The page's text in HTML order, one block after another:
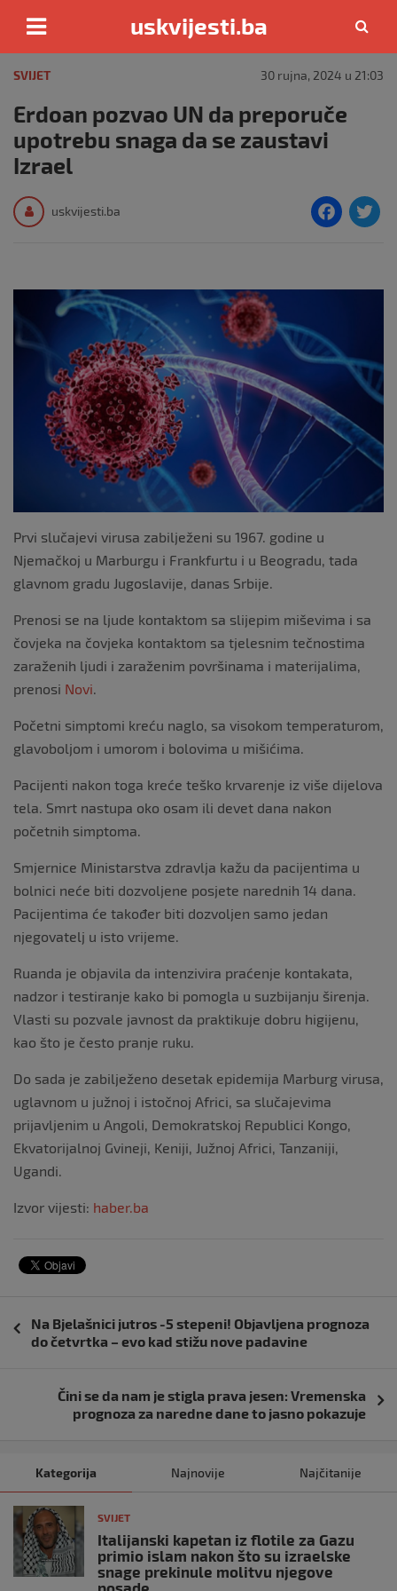
content
uskvijesti.ba
SVIJET 30 rujna, 2024 u 21:03
Erdoan pozvao UN da preporuče
upotrebu snaga da se zaustavi
Izrael
uskvijesti.ba
F
e
o
o
k
Prvi slučajevi virusa zabilježeni su 1967. godine u
Njemačkoj u Marburgu i Frankfurtu i u Beogradu, tada
glavnom gradu Jugoslavije, danas Srbije.
Prenosi se na ljude kontaktom sa slijepim miševima i sa
čovjeka na čovjeka kontaktom sa tjelesnim tečnostima
zaraženih ljudi i zaraženim površinama i materijalima,
prenosi Novi
Početni simptomi kreću naglo, sa visokom temperaturom,
glavoboljom i umorom i bolovima u mišićima.
Pacijenti nakon toga kreće teško krvarenje iz više dijelova
tela. Smrt nastupa oko osam ili devet dana nakon
početnih simptoma.
Smjernice Ministarstva zdravlja kažu da pacijentima u
bolnici neće biti dozvoljene posjete narednih 14 dana.
Pacijentima će također biti dozvoljen samo jedan
njegovatelj u isto vrijeme.
Ruanda je objavila da intenzivira praćenje kontakata,
nadzor i testiranje kako bi pomogla u suzbijanju širenja.
Vlasti su pozvale javnost da praktikuje dobru higijenu,
kao što je često pranje ruku.
Do sada je zabilježeno desetak epidemija Marburg virusa,
uglavnom u južnoj i istočnoj Africi, sa slučajevima
prijavljenim u Angoli, Demokratskoj Republici Kongo,
Ekvatorijalnoj Gvineji, Keniji, Južnoj Africi, Tanzaniji,
Ugandi.
Izvor vijesti: haber.ba
objava
Na Bjelašnici jutros -5 stepeni! Objavljena prognoza
do četvrtka – evo kad stižu nove padavine
Čini se da nam je stigla prava jesen: Vremenska
prognoza za naredne dane to jasno pokazuje
Kategorija Najnovije Najčitanije
SVIJET
Italijanski kapetan iz flotile za Gazu
primio islam nakon što su izraelske
snage prekinule molitvu njegove
posade